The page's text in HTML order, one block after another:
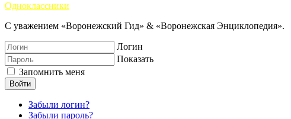
Одноклассники
С уважением «Воронежский Гид» & «Воронежская Энциклопедия».
Логин
Показать
Запомнить меня
Войти
Забыли логин?
Забыли пароль?